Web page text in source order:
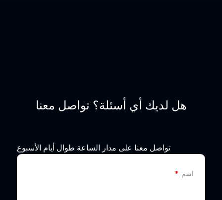
هل لديك أي أسئلة؟ تواصل معنا
تواصل معنا على مدار الساعة طوال أيام الأسبوع
اسم